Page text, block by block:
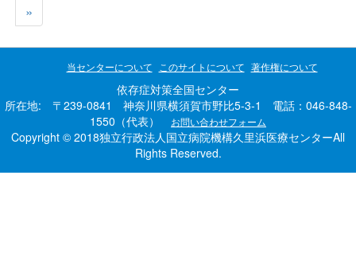
»
当センターについて このサイトについて 著作権について
依存症対策全国センター
所在地: 〒239-0841 神奈川県横須賀市野比5-3-1 電話：046-848-
1550（代表）
お問い合わせフォーム
Copyright © 2018独立行政法人国立病院機構久里浜医療センターAll
Rights Reserved.